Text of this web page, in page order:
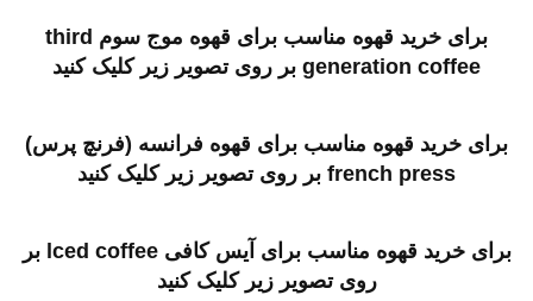
برای خرید قهوه مناسب برای قهوه موج سوم third
generation coffee بر روی تصویر زیر کلیک کنید
برای خرید قهوه مناسب برای قهوه فرانسه (فرنچ پرس)
french press بر روی تصویر زیر کلیک کنید
برای خرید قهوه مناسب برای آیس کافی lced coffee بر
روی تصویر زیر کلیک کنید